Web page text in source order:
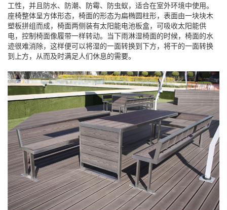
工性，并且防水、防潮、防霉、防虫蚁，适合在室外环境中使用。
座椅整体呈方体形态，椅面的形态为扁椭圆柱形，表面由一块块木
塑板拼组而成，椅面两侧装有太阳能电池板盒，可吸收太阳能供
电，控制椅面像履带一样转动。当下雨淋湿椅面的时候，椅面的水
迹很难消除，这样便可以将湿的一面转换到下方，将干的一面转换
到上方，从而及时满足人们休息的需要。